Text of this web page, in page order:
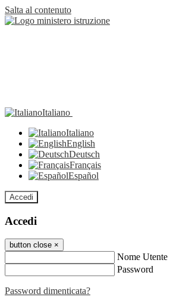
Salta al contenuto
Italiano
Italiano
English
Deutsch
Français
Español
Accedi
Accedi
button close ×
Nome Utente
Password
Password dimenticata?